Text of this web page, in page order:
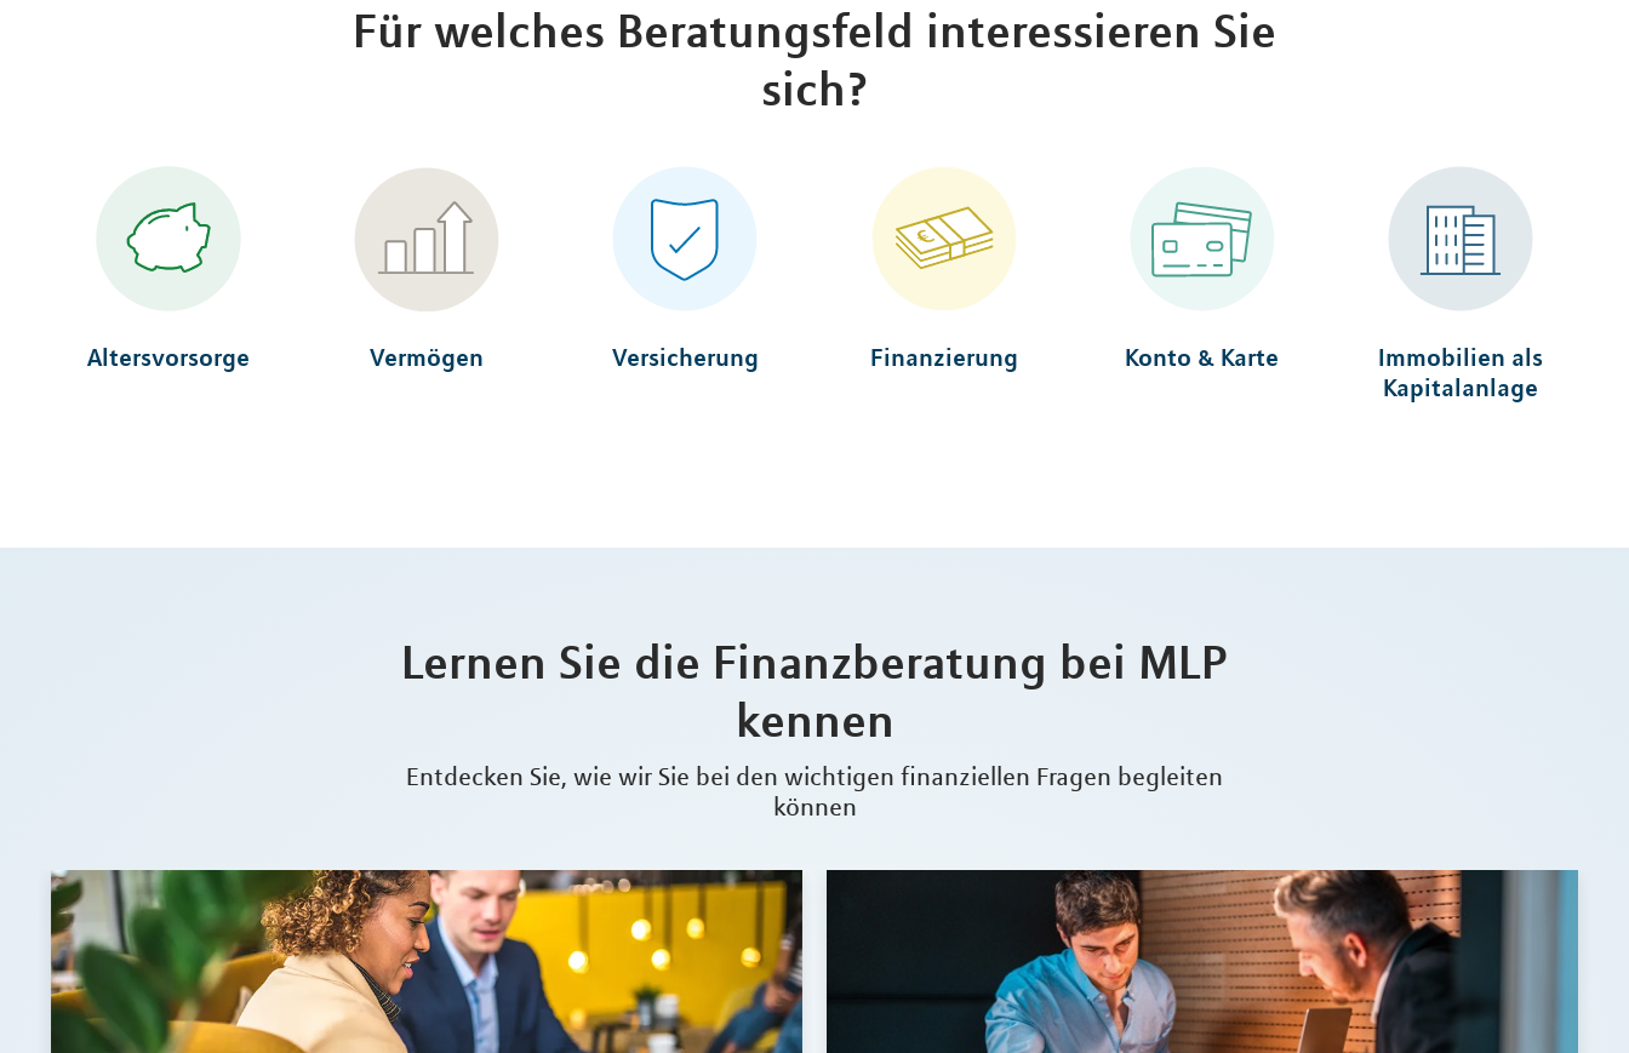
Für welches Beratungsfeld interessieren Sie
sich?
Altersvorsorge Vermögen Versicherung Finanzierung Konto & Karte
Immobilien als
Kapitalanlage
Lernen Sie die Finanzberatung bei MLP
kennen
Entdecken Sie, wie wir Sie bei den wichtigen finanziellen Fragen begleiten
können